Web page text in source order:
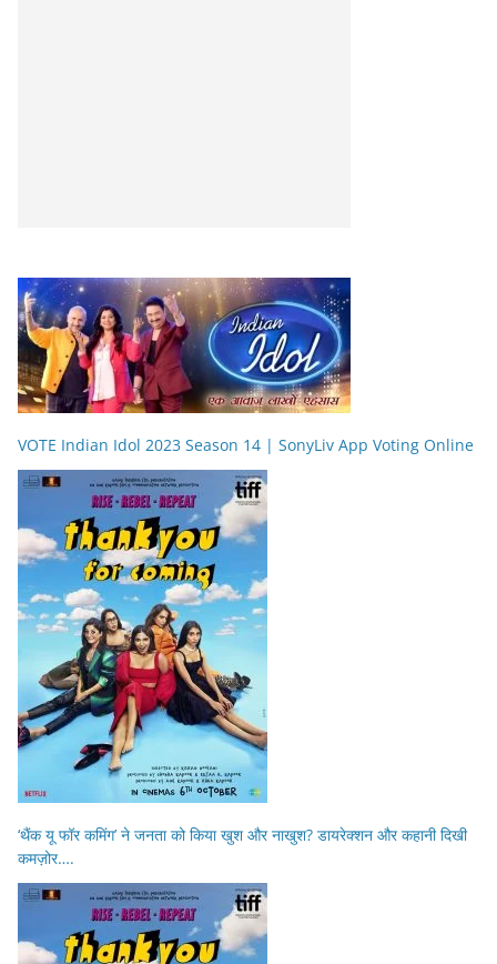
VOTE Indian Idol 2023 Season 14 | SonyLiv App Voting Online
‘थैंक यू फॉर कमिंग’ ने जनता को किया खुश और नाखुश? डायरेक्शन और कहानी दिखी
कमज़ोर….